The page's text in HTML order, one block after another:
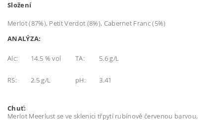
Složení
Merlot (87%), Petit Verdot (8%), Cabernet Franc (5%)
ANALÝZA:
Alc: 14.5 % vol TA: 5.6 g/L
RS: 2.5 g/L pH: 3.41
Chuť:
Merlot Meerlust se ve sklenici třpytí rubínově červenou barvou,